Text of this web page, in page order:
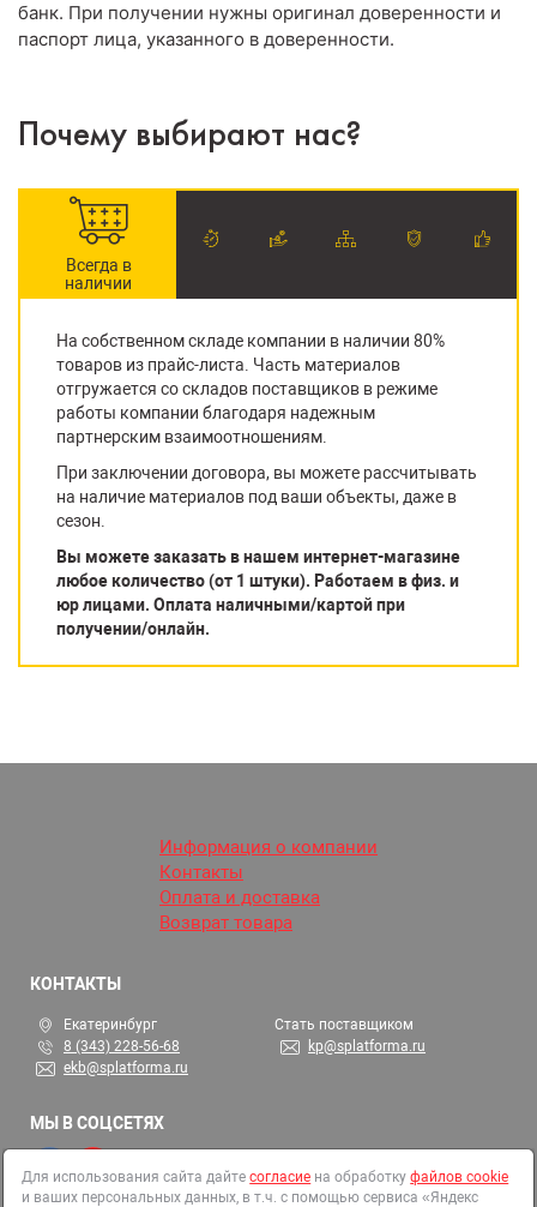
банк. При получении нужны оригинал доверенности и
паспорт лица, указанного в доверенности.
Почему выбирают нас?
Всегда в
наличии
На собственном складе компании в наличии 80%
товаров из прайс-листа. Часть материалов
отгружается со складов поставщиков в режиме
работы компании благодаря надежным
партнерским взаимоотношениям.
При заключении договора, вы можете рассчитывать
на наличие материалов под ваши объекты, даже в
сезон.
Вы можете заказать в нашем интернет-магазине
любое количество (от 1 штуки). Работаем в физ. и
юр лицами. Оплата наличными/картой при
получении/онлайн.
Информация о компании
Контакты
Оплата и доставка
Возврат товара
КОНТАКТЫ
Екатеринбург
8 (343) 228-56-68
ekb@splatforma.ru
Стать поставщиком
kp@splatforma.ru
МЫ В СОЦСЕТЯХ
Для использования сайта дайтесогласие на обработкуфайлов cookie
и ваших персональных данных, в т.ч. с помощью сервиса «Яндекс